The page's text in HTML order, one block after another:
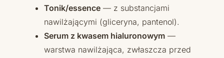
Tonik/essence — z substancjami
nawilżającymi (gliceryna, pantenol).
Serum z kwasem hialuronowym —
warstwa nawilżająca, zwłaszcza przed